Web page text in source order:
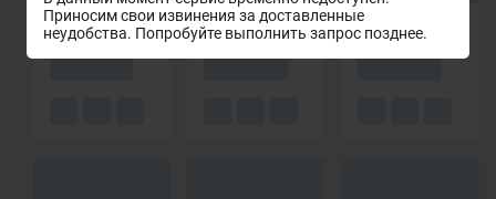
Приносим свои извинения за доставленные
неудобства. Попробуйте выполнить запрос позднее.